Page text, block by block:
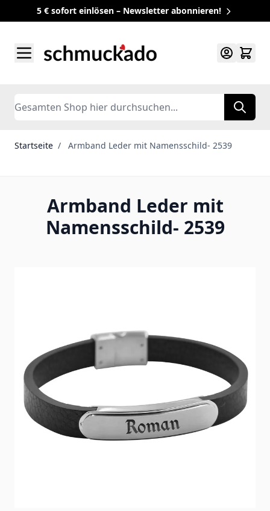
5 € sofort einlösen – Newsletter abonnieren!
Search
Startseite / Armband Leder mit Namensschild- 2539
Armband Leder mit
Namensschild- 2539